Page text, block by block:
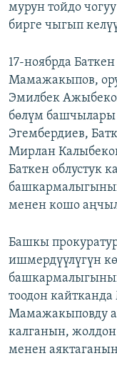
мурун тойдо
бирге чыгып
17-ноябрда
Мамажакыпов,
Эмилбек
бөлүм башчылары
Эгембердиев,
Мирлан
Баткен облустук
менен кошо
Башкы
ишмердүүлүгүн
тоодон
Мамажакыповду
калганын,
менен